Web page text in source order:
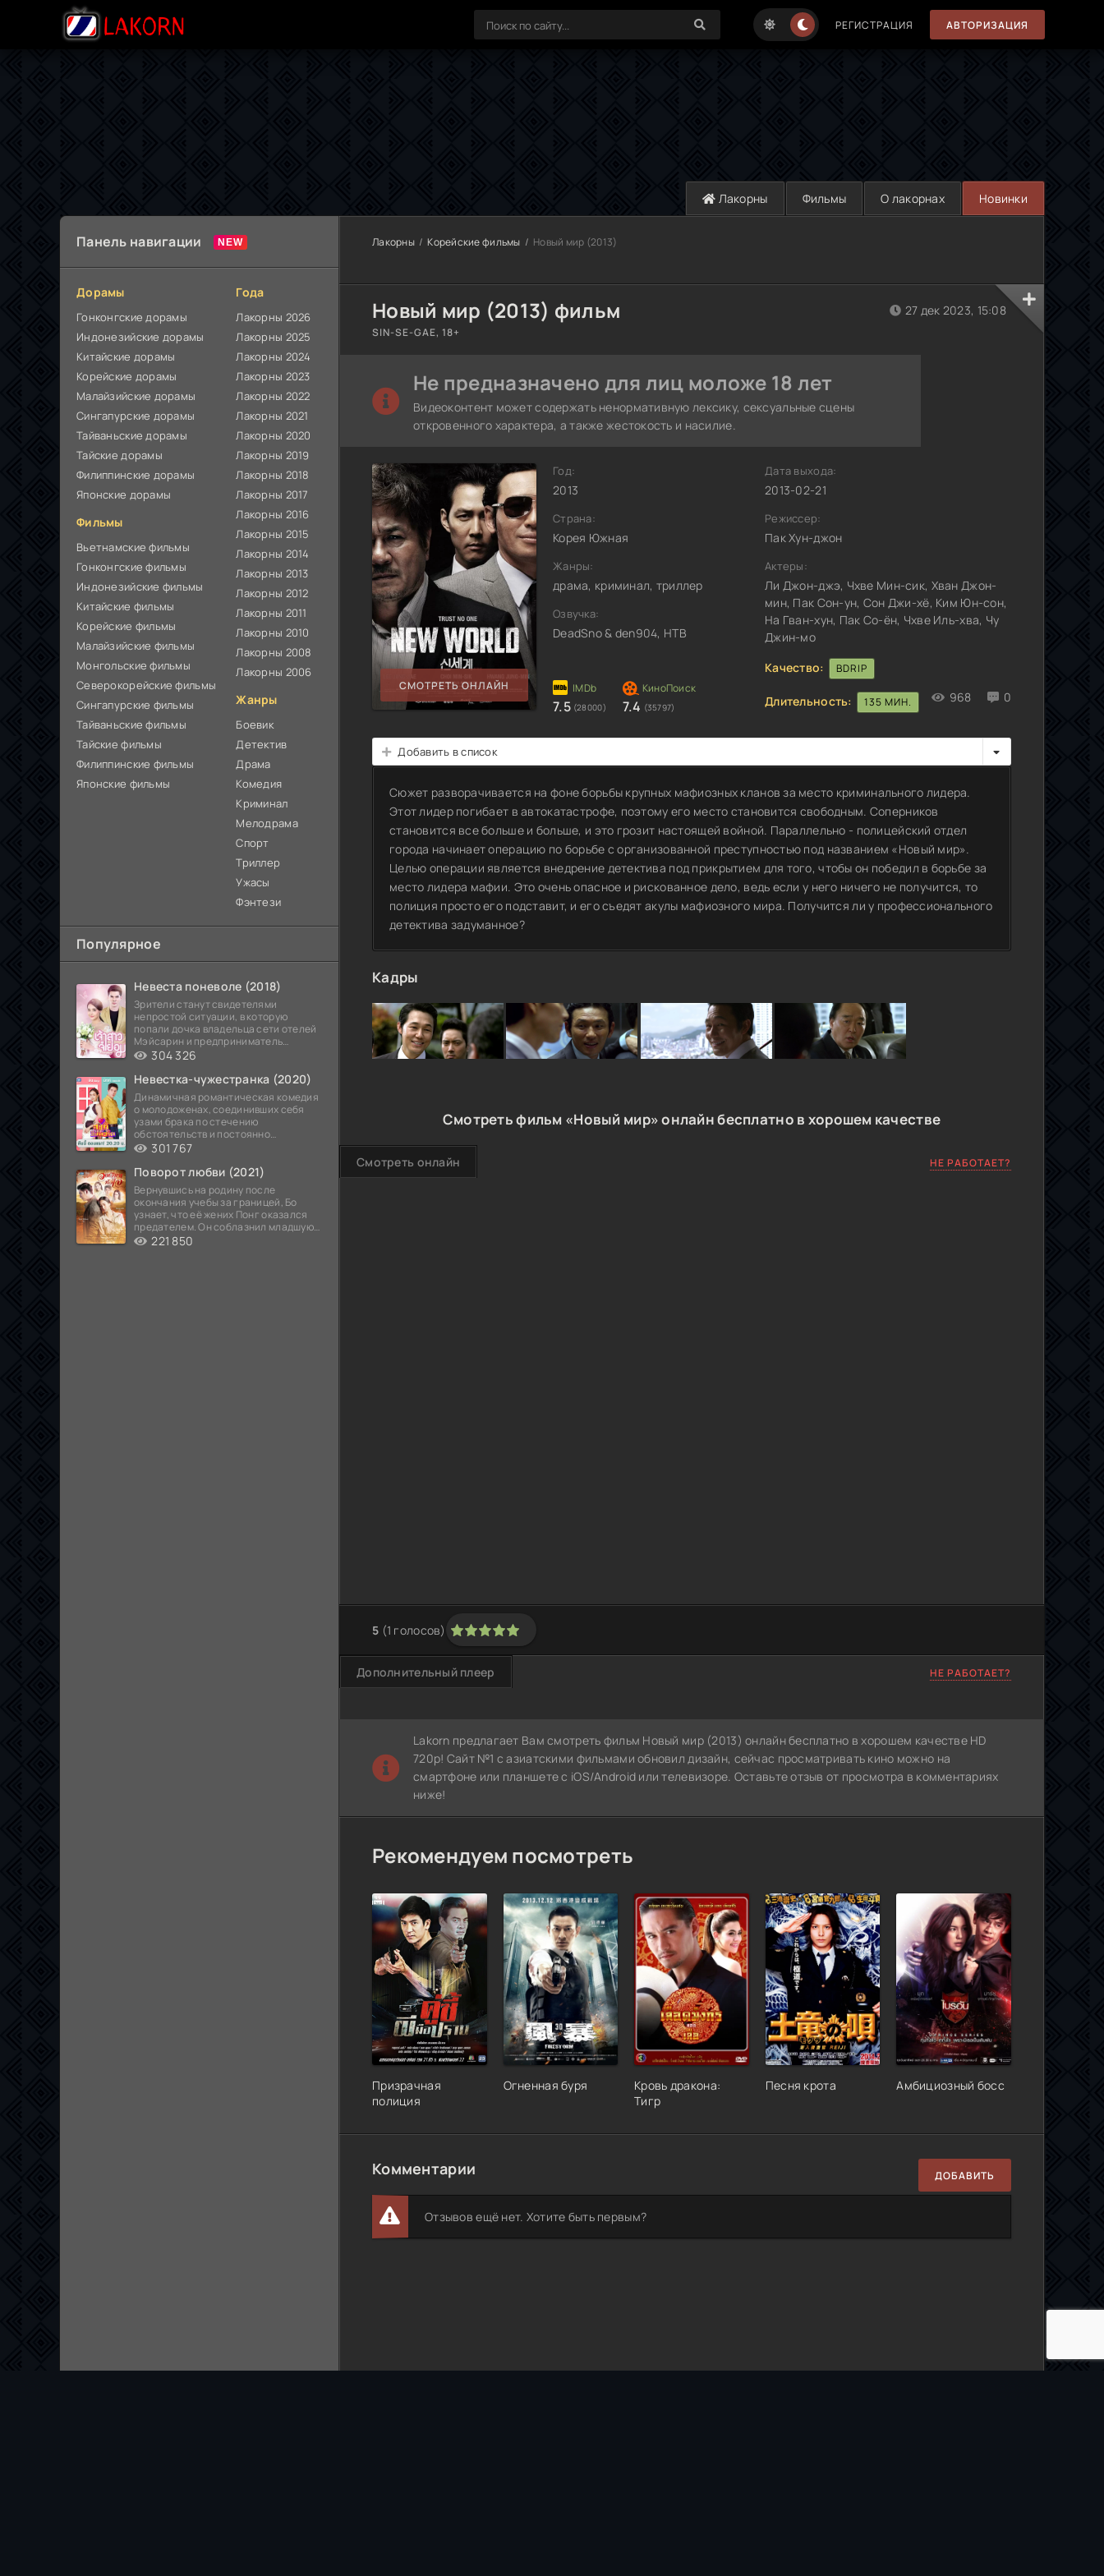
РЕГИСТРАЦИЯ АВТОРИЗАЦИЯ
Лакорны Фильмы О лакорнах Новинки
Панель навигации
Дорамы
Гонконгские дорамы
Индонезийские дорамы
Китайские дорамы
Корейские дорамы
Малайзийские дорамы
Сингапурские дорамы
Тайваньские дорамы
Тайские дорамы
Филиппинские дорамы
Японские дорамы
Фильмы
Вьетнамские фильмы
Гонконгские фильмы
Индонезийские фильмы
Китайские фильмы
Корейские фильмы
Малайзийские фильмы
Монгольские фильмы
Северокорейские фильмы
Сингапурские фильмы
Тайваньские фильмы
Тайские фильмы
Филиппинские фильмы
Японские фильмы
Года
Лакорны 2026
Лакорны 2025
Лакорны 2024
Лакорны 2023
Лакорны 2022
Лакорны 2021
Лакорны 2020
Лакорны 2019
Лакорны 2018
Лакорны 2017
Лакорны 2016
Лакорны 2015
Лакорны 2014
Лакорны 2013
Лакорны 2012
Лакорны 2011
Лакорны 2010
Лакорны 2008
Лакорны 2006
Жанры
Боевик
Детектив
Драма
Комедия
Криминал
Мелодрама
Спорт
Триллер
Ужасы
Фэнтези
Популярное
Невеста поневоле (2018)
Зрители станут свидетелями
непростой ситуации, в которую
попали дочка владельца сети отелей
Мэйсарин и предприниматель
Кетдэн. Обоих главных героев
304 326
Невестка-чужестранка (2020)
Динамичная романтическая комедия
о молодоженах, соединивших себя
узами брака по стечению
обстоятельств и постоянно
попадающих в курьезные ситуации...
301 767
Поворот любви (2021)
Вернувшись на родину после
окончания учебы за границей, Бо
узнает, что её жених Понг оказался
предателем. Он соблазнил младшую
сестру хозяина
221 850
Лакорны Корейские фильмы Новый мир (2013)
Новый мир (2013) фильм
SIN-SE-GAE, 18+
Не предназначено для лиц моложе 18 лет
Видеоконтент может содержать ненормативную лексику, сексуальные сцены
откровенного характера, а также жестокость и насилие.
СМОТРЕТЬ ОНЛАЙН
Год:
2013
Страна:
Корея Южная
Жанры:
драма, криминал, триллер
Озвучка:
DeadSno & den904, НТВ
7.5 (28000) 7.4 (35797)
968 0
27 дек 2023, 15:08
Дата выхода:
2013-02-21
Режиссер:
Пак Хун-джон
Актеры:
Ли Джон-джэ, Чхве Мин-сик, Хван Джон-
мин, Пак Сон-ун, Сон Джи-хё, Ким Юн-сон,
На Гван-хун, Пак Со-ён, Чхве Иль-хва, Чу
Джин-мо
Качество:
BDRIP
Длительность: 135 МИН.
Добавить в список
Сюжет разворачивается на фоне борьбы крупных мафиозных кланов за место криминального лидера.
Этот лидер погибает в автокатастрофе, поэтому его место становится свободным. Соперников
становится все больше и больше, и это грозит настоящей войной. Параллельно - полицейский отдел
города начинает операцию по борьбе с организованной преступностью под названием «Новый мир».
Целью операции является внедрение детектива под прикрытием для того, чтобы он победил в борьбе за
место лидера мафии. Это очень опасное и рискованное дело, ведь если у него ничего не получится, то
полиция просто его подставит, и его съедят акулы мафиозного мира. Получится ли у профессионального
детектива задуманное?
Кадры
Смотреть фильм «Новый мир» онлайн бесплатно в хорошем качестве
Смотреть онлайн НЕ РАБОТАЕТ?
5 (1 голосов)
2 3 4 5
Дополнительный плеер НЕ РАБОТАЕТ?
Lakorn предлагает Вам смотреть фильм Новый мир (2013) онлайн бесплатно в хорошем качестве HD
720p! Сайт №1 с азиатскими фильмами обновил дизайн, сейчас просматривать кино можно на
смартфоне или планшете с iOS/Android или телевизоре. Оставьте отзыв от просмотра в комментариях
ниже!
Рекомендуем посмотреть
Призрачная
полиция
Огненная буря
Кровь дракона:
Тигр
Песня крота Амбициозный босс
Комментарии ДОБАВИТЬ
Отзывов ещё нет. Хотите быть первым?